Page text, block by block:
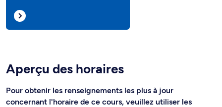
Aperçu des horaires
Pour obtenir les renseignements les plus à jour
concernant l'horaire de ce cours, veuillez utiliser les